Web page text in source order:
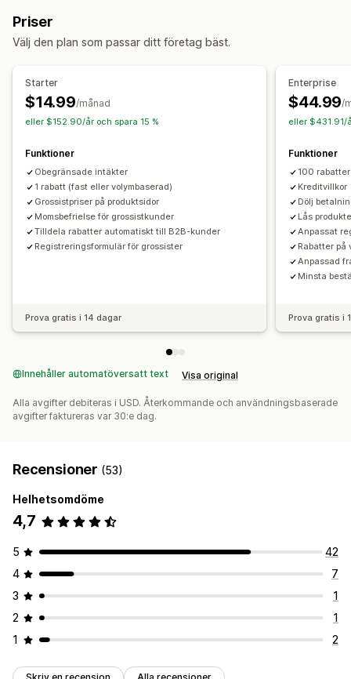
Kvantitetsbaserade priser
Betalningsvillkor Betalningsmetoder Flera valutor
Kundtaggning
Orderhantering
Produktsynlighet
Priser
Välj den plan som passar ditt företag bäst.
Starter
$14.99/månad
eller $152.90/år och spara 15 %
Funktioner
Obegränsade intäkter
1 rabatt (fast eller volymbaserad)
Grossistpriser på produktsidor
Momsbefrielse för grossistkunder
Tilldela rabatter automatiskt till B2B-kunder
Registreringsformulär för grossister
Prova gratis i 14 dagar
Enterprise
$44.99/
eller $431.91/
Funktioner
100
Kreditvillkor
Dölj
Lås
Anpassat
Rabatter på
Anpassad
Minsta
Prova gratis i
Innehåller automatöversatt text Visa original
Alla avgifter debiteras i USD. Återkommande och användningsbaserade
avgifter faktureras var 30:e dag.
Recensioner (53)
Helhetsomdöme
4,7
5
42
4
7
3
1
2
1
1
2